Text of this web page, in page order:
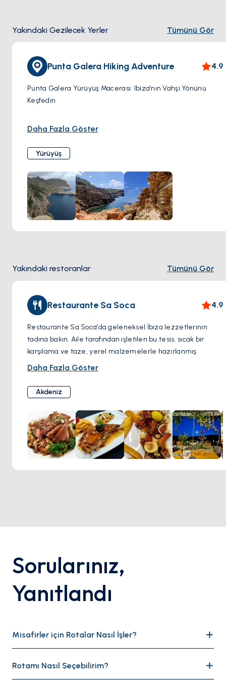
Yakındaki Gezilecek Yerler Tümünü Gör
Punta Galera Hiking Adventure 4.9
Punta Galera Yürüyüş Macerası: Ibiza'nın Vahşi Yönünü
Keşfedin
İbiza'nın vahşi güzelliğini Punta Galera'ya yapacağınız bir
kayalık oluşumlar ve etkileyici kıyı manzaralarıyla, adanın
ünlü plajlarına benzemeyen bir manzara sizi bekliyor.
Rotadan Sapmayın
Kumlu kıyıları geride bırakın ve Punta Galera'nın kayalık
patikalarına doğru yola çıkın. Kıyı boyunca yürüyerek, her
virajda nefes kesen manzaraların keyfini çıkarın. Arazi
Macera Ruhu
Fener'e doğru yapılacak yürüyüş unutulmaz manzaralar
yolunun her zaman iyi işaretlenmediğini unutmayın, bu da
yolculuğunuza keşif unsuru katıyor.
Daha Fazla Göster
Yürüyüş
Yakındaki restoranlar Tümünü Gör
Restaurante Sa Soca 4.9
Restaurante Sa Soca'da geleneksel İbiza lezzetlerinin
tadına bakın. Aile tarafından işletilen bu tesis, sıcak bir
karşılama ve taze, yerel malzemelerle hazırlanmış
yemekler sunmaktadır. Klasik tapaslar, doyurucu pirinç
menüde adanın mutfak mirasını keşfedin.
Sa Soca, İbiza'nın dost canlısı ruhunu temsil ediyor. Rahat
yemek salonunda kendinizi evinizde hissedin veya açık
terasta dinlenin. Özenli personelin menü konusunda size
rehberlik etmesine izin verin ve onları yerel bir favori
haline getiren gerçek konukseverliği deneyimleyin.
Daha Fazla Göster
Akdeniz
Sorularınız,
Yanıtlandı
Misafirler için Rotalar Nasıl İşler?
denizleri kapsayan rotalar hazırlıyoruz ve bu rotaları
Rotamı Nasıl Seçebilirim?